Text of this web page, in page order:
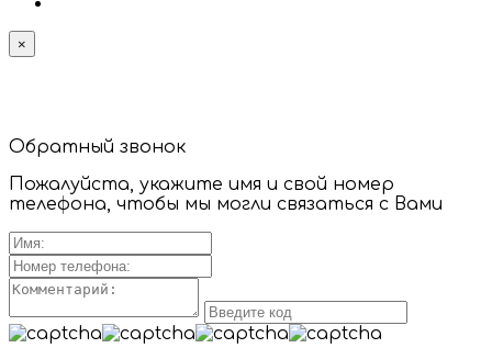
×
Обратный звонок
Пожалуйста, укажите имя и свой номер
телефона, чтобы мы могли связаться с Вами